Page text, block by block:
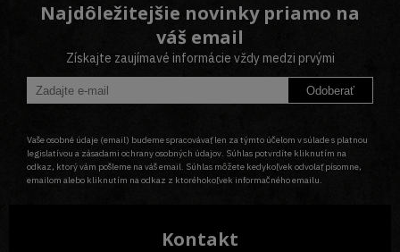
Najdôležitejšie novinky priamo na
váš email
Získajte zaujímavé informácie vždy medzi prvými
Odoberať
Vaše osobné údaje (email) budeme spracovávať len za týmto účelom v súlade s platnou
legislatívou a zásadami ochrany osobných údajov. Súhlas potvrdíte kliknutím na
odkaz, ktorý vám pošleme na váš email. Súhlas môžete kedykoľvek odvolať písomne,
emailom alebo kliknutím na odkaz z ktoréhokoľvek informačného emailu.
Kontakt